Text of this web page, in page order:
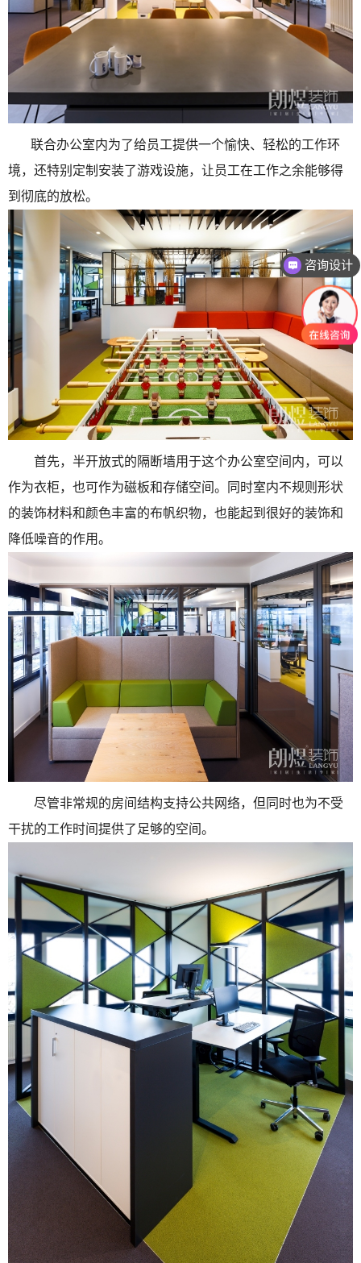
联合办公室内为了给员工提供一个愉快、轻松的工作环
境，还特别定制安装了游戏设施，让员工在工作之余能够得
到彻底的放松。
首先，半开放式的隔断墙用于这个办公室空间内，可以
作为衣柜，也可作为磁板和存储空间。同时室内不规则形状
的装饰材料和颜色丰富的布帆织物，也能起到很好的装饰和
降低噪音的作用。
尽管非常规的房间结构支持公共网络，但同时也为不受
干扰的工作时间提供了足够的空间。
咨询设计